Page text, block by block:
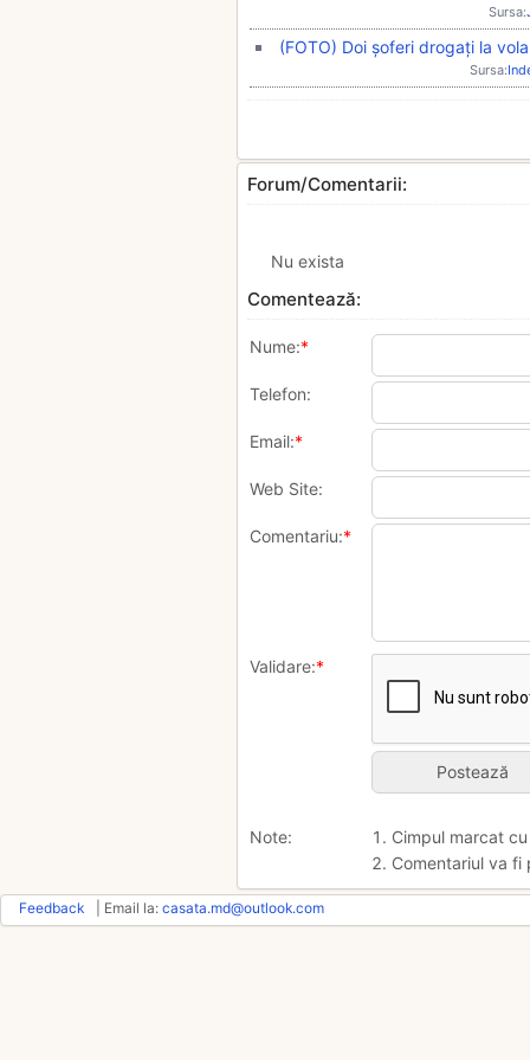
Sursa:
(FOTO) Doi șoferi drogați la
Sursa:
Forum/Comentarii:
Nu exista
Comentează:
Nume:*
Telefon:
Email:*
Web Site:
Comentariu:*
Validare:*
Note:
1. Cimpul marcat
2. Comentariul va
Feedback | Email la: casata.md@outlook.com